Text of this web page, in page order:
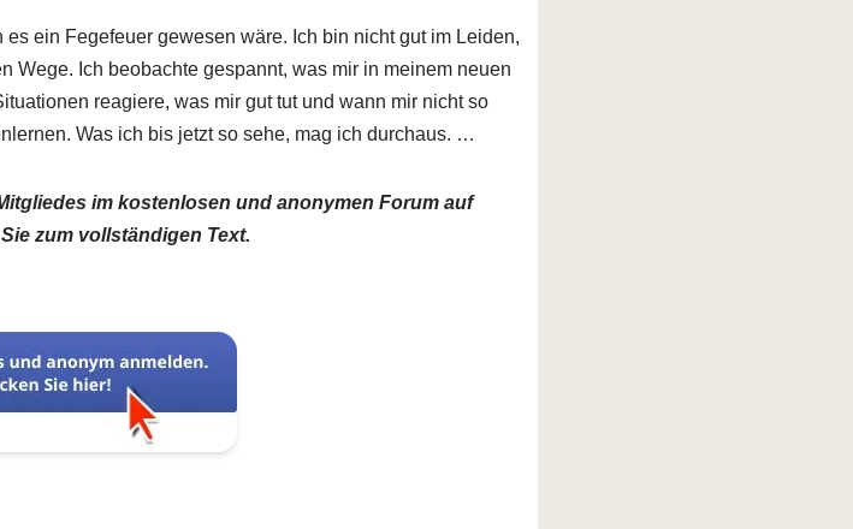
ein Fegefeuer gewesen wäre. Ich bin nicht gut im Leiden,
Wege. Ich beobachte gespannt, was mir in meinem neuen
reagiere, was mir gut tut und wann mir nicht so
Was ich bis jetzt so sehe, mag ich durchaus. …
im kostenlosen und anonymen Forum auf
zum vollständigen Text.